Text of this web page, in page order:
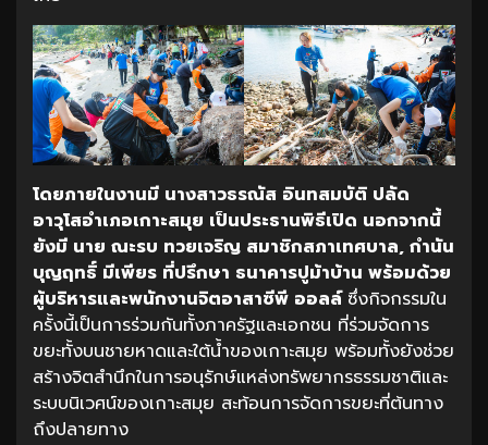
โดยภายในงานมี นางสาวธรณัส อินทสมบัติ ปลัด
อาวุโสอำเภอเกาะสมุย เป็นประธานพิธีเปิด นอกจากนี้
ยังมี นาย ณะรบ ทวยเจริญ สมาชิกสภาเทศบาล, กำนัน
บุญฤทธิ์ มีเพียร ที่ปรึกษา ธนาคารปูม้าบ้าน พร้อมด้วย
ผู้บริหารและพนักงานจิตอาสาซีพี ออลล์ ซึ่งกิจกรรมใน
ครั้งนี้เป็นการร่วมกันทั้งภาครัฐและเอกชน ที่ร่วมจัดการ
ขยะทั้งบนชายหาดและใต้น้ำของเกาะสมุย พร้อมทั้งยังช่วย
สร้างจิตสำนึกในการอนุรักษ์แหล่งทรัพยากรธรรมชาติและ
ระบบนิเวศน์ของเกาะสมุย สะท้อนการจัดการขยะที่ต้นทาง
ถึงปลายทาง